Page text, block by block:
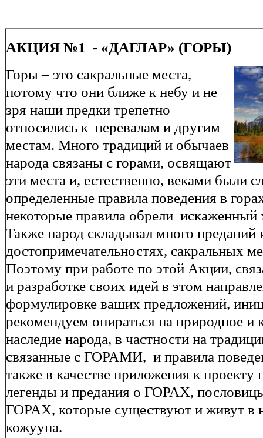
АКЦИЯ №1 - «ДАГЛАР» (ГОРЫ)
Горы – это сакральные места,
потому что они ближе к небу и не
зря наши предки трепетно
относились к перевалам и другим
местам. Много традиций и обычаев
народа связаны с горами, освящают
эти места и, естественно, веками были
определенные правила поведения в
некоторые правила обрели искаженный
Также народ складывал много преданий
достопримечательностях, сакральных
Поэтому при работе по этой Акции,
и разработке своих идей в этом
формулировке ваших предложений,
рекомендуем опираться на природное и
наследие народа, в частности на
связанные с ГОРАМИ, и правила
также в качестве приложения к проекту
легенды и предания о ГОРАХ,
ГОРАХ, которые существуют и живут в
кожууна.